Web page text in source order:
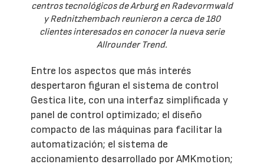
centros tecnológicos de Arburg en Radevormwald
y Rednitzhembach reunieron a cerca de 180
clientes interesados en conocer la nueva serie
Allrounder Trend.
Entre los aspectos que más interés
despertaron figuran el sistema de control
Gestica lite, con una interfaz simplificada y
panel de control optimizado; el diseño
compacto de las máquinas para facilitar la
automatización; el sistema de
accionamiento desarrollado por AMKmotion;